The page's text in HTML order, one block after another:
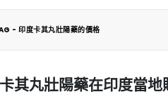
- 印度卡其丸壯陽藥的價格
其丸壯陽藥在印度當